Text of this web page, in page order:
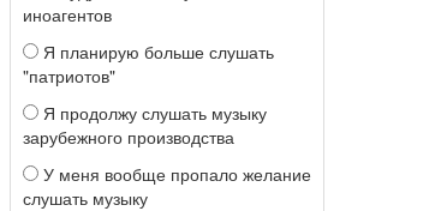
иноагентов
Я планирую больше слушать
"патриотов"
Я продолжу слушать музыку
зарубежного производства
У меня вообще пропало желание
слушать музыку